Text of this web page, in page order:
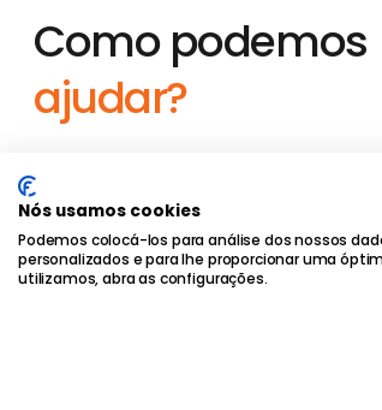
Como podemos
ajudar?
© 2026 Corpcom - Todos os Direitos
Nós usamos cookies
Podemos colocá-los para análise dos nossos
personalizados e para lhe proporcionar uma
utilizamos, abra as configurações.